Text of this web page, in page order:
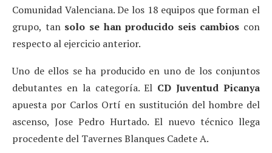
Comunidad Valenciana. De los 18 equipos que forman el
grupo, tan solo se han producido seis cambios con
respecto al ejercicio anterior.
Uno de ellos se ha producido en uno de los conjuntos
debutantes en la categoría. El CD Juventud Picanya
apuesta por Carlos Ortí en sustitución del hombre del
ascenso, Jose Pedro Hurtado. El nuevo técnico llega
procedente del Tavernes Blanques Cadete A.